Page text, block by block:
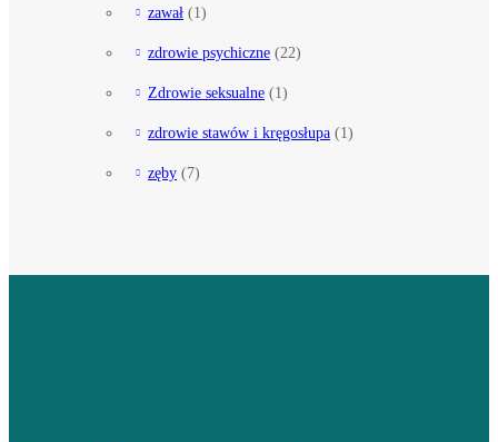
zawał (1)
zdrowie psychiczne (22)
Zdrowie seksualne (1)
zdrowie stawów i kręgosłupa (1)
zęby (7)